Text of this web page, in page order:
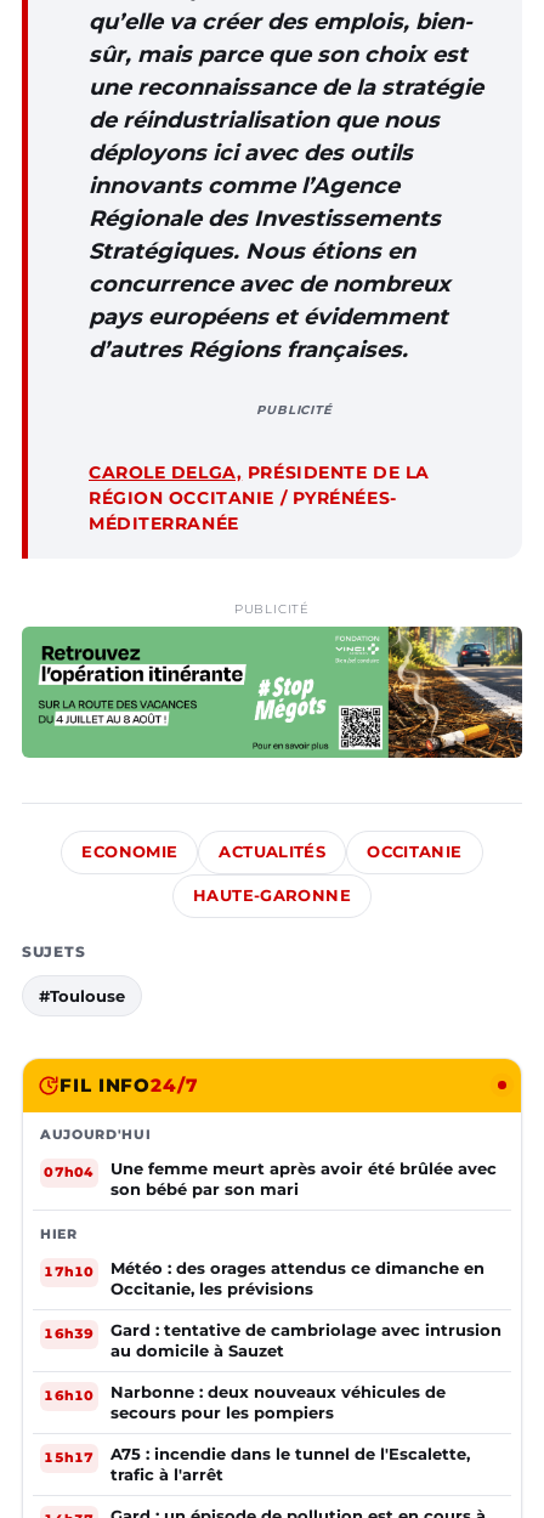
qu’elle va créer des emplois, bien-
sûr, mais parce que son choix est
une reconnaissance de la stratégie
de réindustrialisation que nous
déployons ici avec des outils
innovants comme l’Agence
Régionale des Investissements
Stratégiques. Nous étions en
concurrence avec de nombreux
pays européens et évidemment
d’autres Régions françaises.
PUBLICITÉ
CAROLE DELGA, PRÉSIDENTE DE LA
RÉGION OCCITANIE / PYRÉNÉES-
MÉDITERRANÉE
PUBLICITÉ
ECONOMIE ACTUALITÉS OCCITANIE
HAUTE-GARONNE
SUJETS
#Toulouse
FIL INFO24/7
AUJOURD'HUI
07h04
Une femme meurt après avoir été brûlée avec
son bébé par son mari
HIER
17h10
Météo : des orages attendus ce dimanche en
Occitanie, les prévisions
16h39
Gard : tentative de cambriolage avec intrusion
au domicile à Sauzet
16h10
Narbonne : deux nouveaux véhicules de
secours pour les pompiers
15h17
A75 : incendie dans le tunnel de l'Escalette,
trafic à l'arrêt